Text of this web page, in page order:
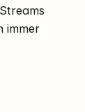
immer